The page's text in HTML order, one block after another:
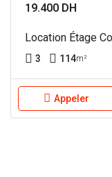
19.400 DH
3 114m²
Appeler